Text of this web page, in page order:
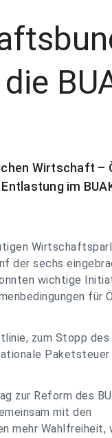
Wirtschaft –
im
der sechs
wichtige
für
zum Stopp des
zur Reform des
mit den
mehr Wahlfreiheit,